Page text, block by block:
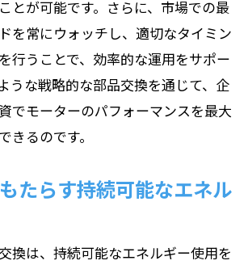
とが可能です。さらに、市場での最
を常にウォッチし、適切なタイミン
行うことで、効率的な運用をサポー
うな戦略的な部品交換を通じて、企
でモーターのパフォーマンスを最大
きるのです。
たらす持続可能なエネル
換は、持続可能なエネルギー使用を